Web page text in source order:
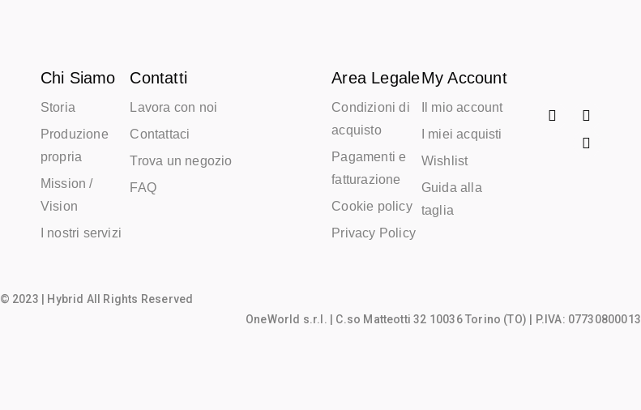
Chi Siamo
Storia
Produzione
propria
Mission /
Vision
I nostri servizi
Contatti
Lavora con noi
Contattaci
Trova un negozio
FAQ
Area Legale
Condizioni di
acquisto
Pagamenti e
fatturazione
Cookie policy
Privacy Policy
My Account
Il mio account
I miei acquisti
Wishlist
Guida alla
taglia
© 2023 | Hybrid All Rights Reserved
OneWorld s.r.l.
| C.so Matteotti 32 10036 Torino (TO) | P.IVA: 07730800013